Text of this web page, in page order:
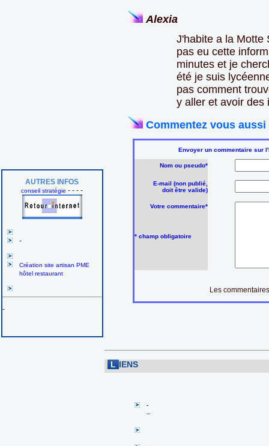
AUTRES INFOS
conseil stratégie - - - -
-
Création site artisan PME
hôtel restaurant
-
Alexia
J'habite a la Motte
pas eu cette
minutes et je
été je suis
pas comment
y aller et avoir des
Commentez vous
Envoyer un commentaire sur
Nom ou pseudo*
E-mail (non publié,
doit être valide)
Votre commentaire*
* champ obligatoire
Les
L IENS
-
--